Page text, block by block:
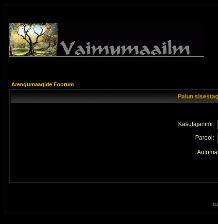
Arengumaagide Foorum
Palun
Kasutajanimi:
Parool:
©